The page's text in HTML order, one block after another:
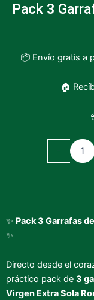
Pack 3
📦 Envío gratis a
🏠
-
Romero
cantidad
✨ Pack 3 Garrafas
✨
Directo desde el
práctico pack de 3
Virgen Extra Sola